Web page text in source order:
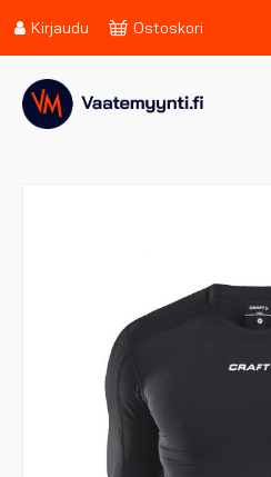
Kirjaudu Ostoskori